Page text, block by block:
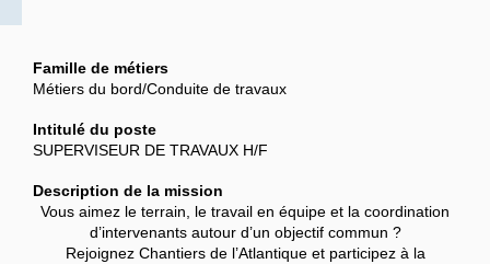
Famille de métiers
Métiers du bord/Conduite de travaux
Intitulé du poste
SUPERVISEUR DE TRAVAUX H/F
Description de la mission
Vous aimez le terrain, le travail en équipe et la coordination
d’intervenants autour d’un objectif commun ?
Rejoignez Chantiers de l’Atlantique et participez à la